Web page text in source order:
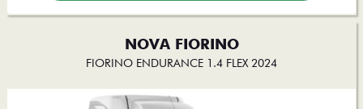
NOVA FIORINO
FIORINO ENDURANCE 1.4 FLEX 2024